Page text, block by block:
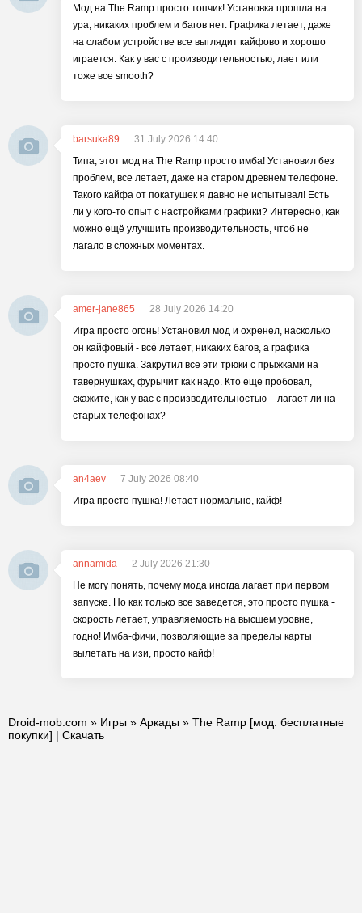
Мод на The Ramp просто топчик! Установка прошла на
ура, никаких проблем и багов нет. Графика летает, даже
на слабом устройстве все выглядит кайфово и хорошо
играется. Как у вас с производительностью, лает или
тоже все smooth?
barsuka89
31 July 2026 14:40
Типа, этот мод на The Ramp просто имба! Установил без
проблем, все летает, даже на старом древнем телефоне.
Такого кайфа от покатушек я давно не испытывал! Есть
ли у кого-то опыт с настройками графики? Интересно, как
можно ещё улучшить производительность, чтоб не
лагало в сложных моментах.
amer-jane865
28 July 2026 14:20
Игра просто огонь! Установил мод и охренел, насколько
он кайфовый - всё летает, никаких багов, а графика
просто пушка. Закрутил все эти трюки с прыжками на
тавернушках, фурычит как надо. Кто еще пробовал,
скажите, как у вас с производительностью – лагает ли на
старых телефонах?
an4aev
7 July 2026 08:40
Игра просто пушка! Летает нормально, кайф!
annamida
2 July 2026 21:30
Не могу понять, почему мода иногда лагает при первом
запуске. Но как только все заведется, это просто пушка -
скорость летает, управляемость на высшем уровне,
годно! Имба-фичи, позволяющие за пределы карты
вылетать на изи, просто кайф!
Droid-mob.com » Игры » Аркады » The Ramp [мод: бесплатные
покупки] | Скачать